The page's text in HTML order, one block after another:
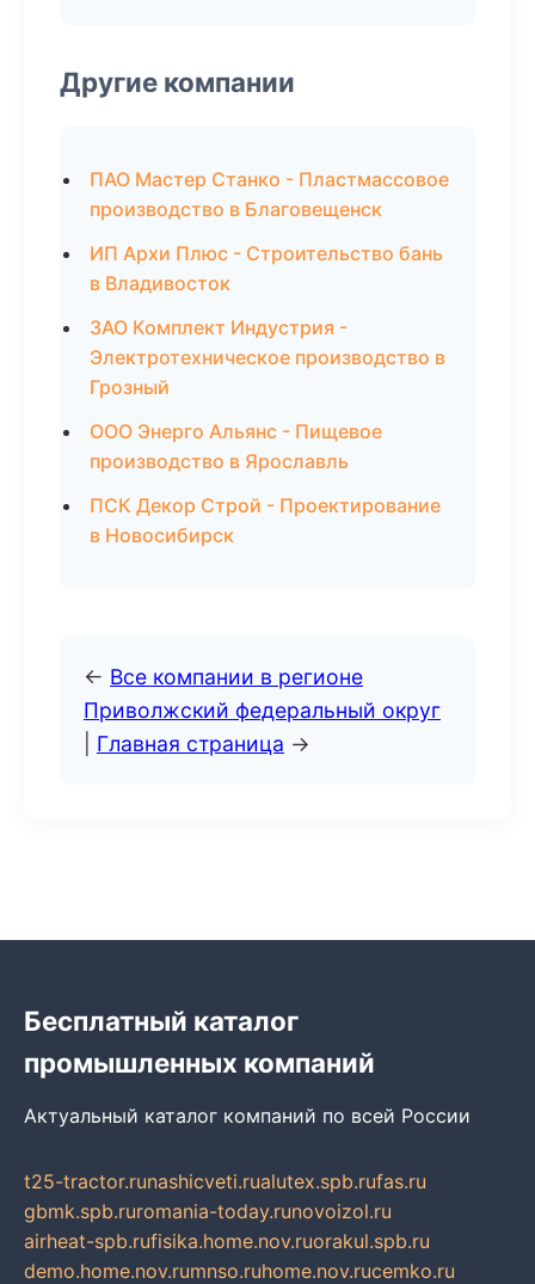
Другие компании
ПАО Мастер Станко - Пластмассовое
производство в Благовещенск
ИП Архи Плюс - Строительство бань
в Владивосток
ЗАО Комплект Индустрия -
Электротехническое производство в
Грозный
ООО Энерго Альянс - Пищевое
производство в Ярославль
ПСК Декор Строй - Проектирование
в Новосибирск
← Все компании в регионе
Приволжский федеральный округ
Главная страница →
Бесплатный каталог
промышленных компаний
Актуальный каталог компаний по всей России
t25-tractor.runashicveti.rualutex.spb.rufas.ru
gbmk.spb.ruromania-today.runovoizol.ru
airheat-spb.rufisika.home.nov.ruorakul.spb.ru
demo.home.nov.rumnso.ruhome.nov.rucemko.ru